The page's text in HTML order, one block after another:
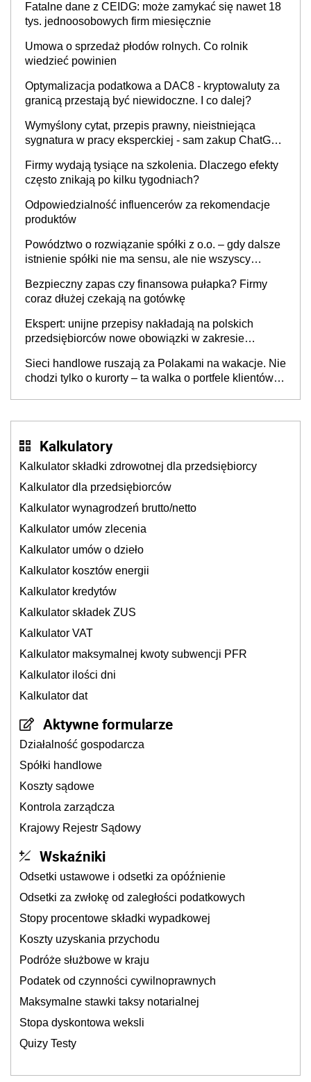
Fatalne dane z CEIDG: może zamykać się nawet 18
tys. jednoosobowych firm miesięcznie
Umowa o sprzedaż płodów rolnych. Co rolnik
wiedzieć powinien
Optymalizacja podatkowa a DAC8 - kryptowaluty za
granicą przestają być niewidoczne. I co dalej?
Wymyślony cytat, przepis prawny, nieistniejąca
sygnatura w pracy eksperckiej - sam zakup ChatGPT
Firmy wydają tysiące na szkolenia. Dlaczego efekty
często znikają po kilku tygodniach?
Odpowiedzialność influencerów za rekomendacje
produktów
Powództwo o rozwiązanie spółki z o.o. – gdy dalsze
istnienie spółki nie ma sensu, ale nie wszyscy
Bezpieczny zapas czy finansowa pułapka? Firmy
coraz dłużej czekają na gotówkę
Ekspert: unijne przepisy nakładają na polskich
przedsiębiorców nowe obowiązki w zakresie
Sieci handlowe ruszają za Polakami na wakacje. Nie
chodzi tylko o kurorty – ta walka o portfele klientów
Kalkulatory
Kalkulator składki zdrowotnej dla przedsiębiorcy
Kalkulator dla przedsiębiorców
Kalkulator wynagrodzeń brutto/netto
Kalkulator umów zlecenia
Kalkulator umów o dzieło
Kalkulator kosztów energii
Kalkulator kredytów
Kalkulator składek ZUS
Kalkulator VAT
Kalkulator maksymalnej kwoty subwencji PFR
Kalkulator ilości dni
Kalkulator dat
Aktywne formularze
Działalność gospodarcza
Spółki handlowe
Koszty sądowe
Kontrola zarządcza
Krajowy Rejestr Sądowy
Wskaźniki
Odsetki ustawowe i odsetki za opóźnienie
Odsetki za zwłokę od zaległości podatkowych
Stopy procentowe składki wypadkowej
Koszty uzyskania przychodu
Podróże służbowe w kraju
Podatek od czynności cywilnoprawnych
Maksymalne stawki taksy notarialnej
Stopa dyskontowa weksli
Quizy Testy